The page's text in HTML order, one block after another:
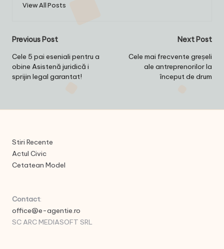
View All Posts
Post
navigation
Previous Post
Cele 5 pai eseniali pentru a
obine Asistenă juridică i
sprijin legal garantat!
Next Post
Cele mai frecvente greșeli
ale antreprenorilor la
început de drum
Stiri Recente
Actul Civic
Cetatean Model
Contact:
office@e-agentie.ro
SC ARC MEDIASOFT SRL